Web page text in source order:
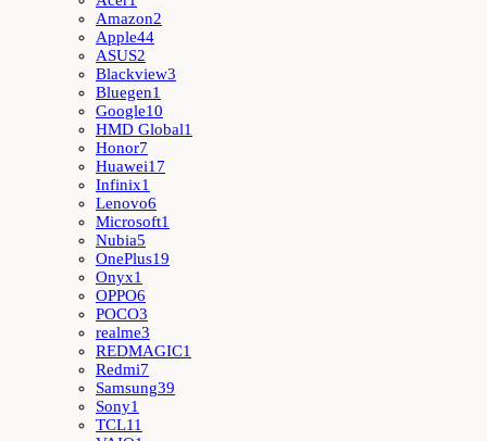
Amazon2
Apple44
ASUS2
Blackview3
Bluegen1
Google10
HMD Global1
Honor7
Huawei17
Infinix1
Lenovo6
Microsoft1
Nubia5
OnePlus19
Onyx1
OPPO6
POCO3
realme3
REDMAGIC1
Redmi7
Samsung39
Sony1
TCL11